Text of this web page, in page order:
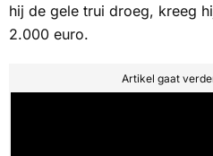
hij de gele trui droeg, kreeg
2.000 euro.
Artikel gaat